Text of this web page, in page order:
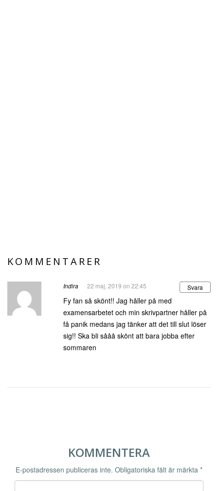
KOMMENTARER
Indira 22 maj, 2019 on 22:45 Svara
Fy fan så skönt!! Jag håller på med
examensarbetet och min skrivpartner håller på
få panik medans jag tänker att det till slut löser
sig!! Ska bli sååå skönt att bara jobba efter
sommaren
KOMMENTERA
E-postadressen publiceras inte. Obligatoriska fält är märkta *